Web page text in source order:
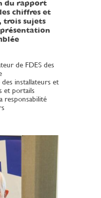
du rapport
chiffres et
sujets
de FDES des
installateurs et
et portails
responsabilité